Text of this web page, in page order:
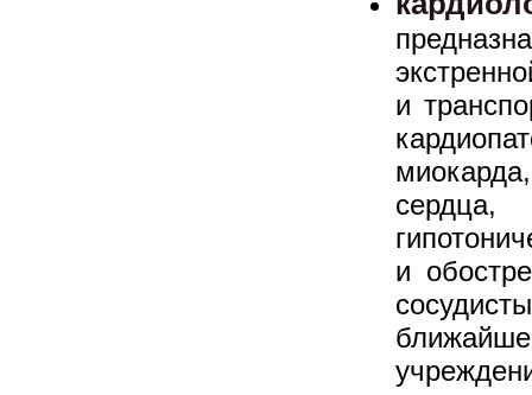
и
и